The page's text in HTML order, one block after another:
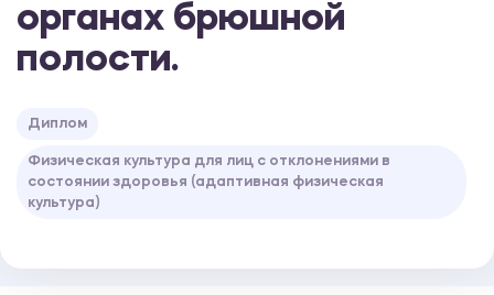
органах брюшной
полости.
Диплом
Физическая культура для лиц с отклонениями в
состоянии здоровья (адаптивная физическая
культура)